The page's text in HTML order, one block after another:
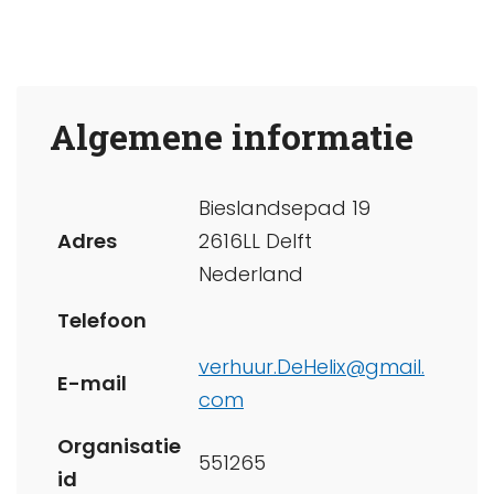
Algemene informatie
Adres
Bieslandsepad 19
2616LL Delft
Nederland
Telefoon
E-mail
verhuur.DeHelix@gmail.
com
Organisatie
id
551265